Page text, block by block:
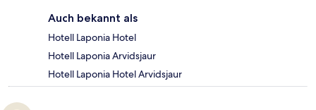
Auch bekannt als
Hotell Laponia Hotel
Hotell Laponia Arvidsjaur
Hotell Laponia Hotel Arvidsjaur